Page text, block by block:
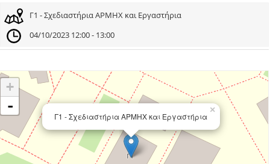
Γ1 - Σχεδιαστήρια ΑΡΜΗΧ και Εργαστήρια
04/10/2023 12:00 - 13:00
×
Γ1 - Σχεδιαστήρια ΑΡΜΗΧ και Εργαστήρια
+
-